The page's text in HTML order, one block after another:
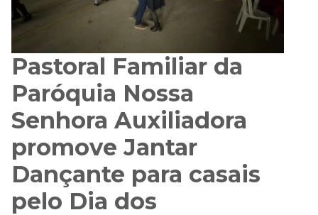
Pastoral Familiar da
Paróquia Nossa
Senhora Auxiliadora
promove Jantar
Dançante para casais
pelo Dia dos